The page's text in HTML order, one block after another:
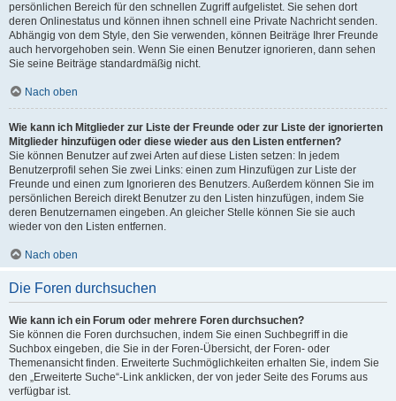
persönlichen Bereich für den schnellen Zugriff aufgelistet. Sie sehen dort
deren Onlinestatus und können ihnen schnell eine Private Nachricht senden.
Abhängig von dem Style, den Sie verwenden, können Beiträge Ihrer Freunde
auch hervorgehoben sein. Wenn Sie einen Benutzer ignorieren, dann sehen
Sie seine Beiträge standardmäßig nicht.
Nach oben
Wie kann ich Mitglieder zur Liste der Freunde oder zur Liste der ignorierten
Mitglieder hinzufügen oder diese wieder aus den Listen entfernen?
Sie können Benutzer auf zwei Arten auf diese Listen setzen: In jedem
Benutzerprofil sehen Sie zwei Links: einen zum Hinzufügen zur Liste der
Freunde und einen zum Ignorieren des Benutzers. Außerdem können Sie im
persönlichen Bereich direkt Benutzer zu den Listen hinzufügen, indem Sie
deren Benutzernamen eingeben. An gleicher Stelle können Sie sie auch
wieder von den Listen entfernen.
Nach oben
Die Foren durchsuchen
Wie kann ich ein Forum oder mehrere Foren durchsuchen?
Sie können die Foren durchsuchen, indem Sie einen Suchbegriff in die
Suchbox eingeben, die Sie in der Foren-Übersicht, der Foren- oder
Themenansicht finden. Erweiterte Suchmöglichkeiten erhalten Sie, indem Sie
den „Erweiterte Suche“-Link anklicken, der von jeder Seite des Forums aus
verfügbar ist.